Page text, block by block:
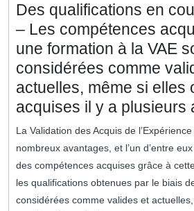
Des qualifications en
– Les compétences
une formation à la VAE
considérées comme
actuelles, même si elles
acquises il y a plusieurs
La Validation des Acquis de
nombreux avantages, et l’un d’entre
des compétences acquises grâce à
les qualifications obtenues par le biais
considérées comme valides et